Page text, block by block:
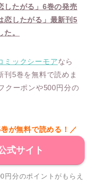
したがる」6巻の発売
恋したがる」最新刊5
。
ミックシーモアなら
刊5巻を無料で読めま
クーポンや500円分の
が無料で読める！／
式サイト
分のポイントがもらえ